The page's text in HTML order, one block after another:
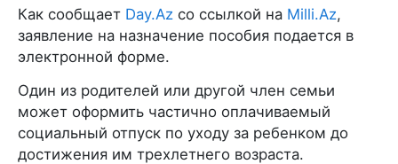
Как сообщает Day.Az со ссылкой на Milli.Az,
заявление на назначение пособия подается в
электронной форме.
Один из родителей или другой член семьи
может оформить частично оплачиваемый
социальный отпуск по уходу за ребенком до
достижения им трехлетнего возраста.